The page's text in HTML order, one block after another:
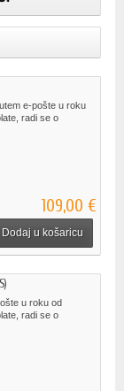
e-pošte u roku
radi se o
109,00 €
Dodaj u košaricu
u roku od
radi se o